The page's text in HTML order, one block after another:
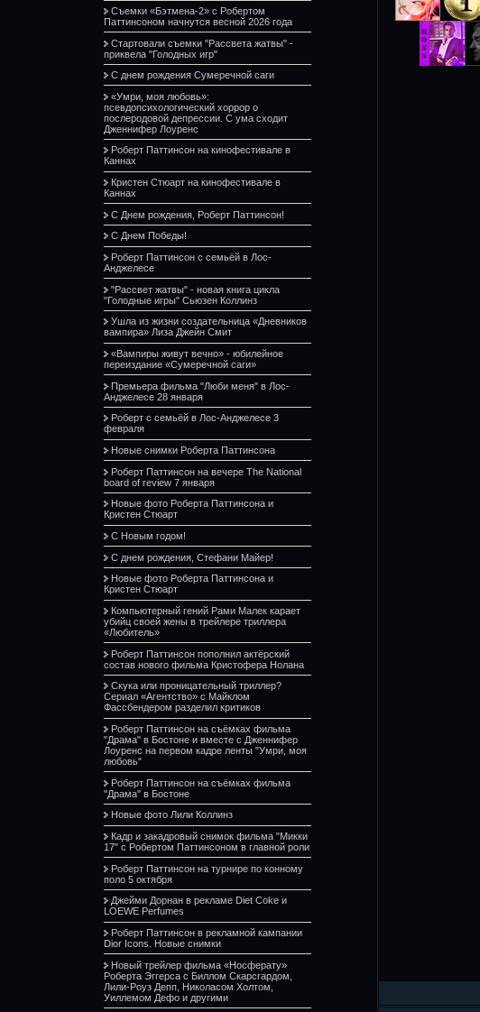
Съемки «Бэтмена-2» с Робертом
Паттинсоном начнутся весной 2026 года
Стартовали съемки "Рассвета жатвы" -
приквела "Голодных игр"
С днем рождения Сумеречной саги
«Умри, моя любовь»:
псевдопсихологический хоррор о
послеродовой депрессии. С ума сходит
Дженнифер Лоуренс
Роберт Паттинсон на кинофестивале в
Каннах
Кристен Стюарт на кинофестивале в
Каннах
С Днем рождения, Роберт Паттинсон!
С Днем Победы!
Роберт Паттинсон с семьёй в Лос-
Анджелесе
"Рассвет жатвы" - новая книга цикла
"Голодные игры" Сьюзен Коллинз
Ушла из жизни создательница «Дневников
вампира» Лиза Джейн Смит
«Вампиры живут вечно» - юбилейное
переиздание «Сумеречной саги»
Премьера фильма "Люби меня" в Лос-
Анджелесе 28 января
Роберт с семьёй в Лос-Анджелесе 3
февраля
Новые снимки Роберта Паттинсона
Роберт Паттинсон на вечере The National
board of review 7 января
Новые фото Роберта Паттинсона и
Кристен Стюарт
С Новым годом!
С днем рождения, Стефани Майер!
Новые фото Роберта Паттинсона и
Кристен Стюарт
Компьютерный гений Рами Малек карает
убийц своей жены в трейлере триллера
«Любитель»
Роберт Паттинсон пополнил актёрский
состав нового фильма Кристофера Нолана
Скука или проницательный триллер?
Сериал «Агентство» с Майклом
Фассбендером разделил критиков
Роберт Паттинсон на съёмках фильма
"Драма" в Бостоне и вместе с Дженнифер
Лоуренс на первом кадре ленты "Умри, моя
любовь"
Роберт Паттинсон на съёмках фильма
"Драма" в Бостоне
Новые фото Лили Коллинз
Кадр и закадровый снимок фильма "Микки
17" с Робертом Паттинсоном в главной роли
Роберт Паттинсон на турнире по конному
поло 5 октября
Джейми Дорнан в рекламе Diet Coke и
LOEWE Perfumes
Роберт Паттинсон в рекламной кампании
Dior Icons. Новые снимки
Новый трейлер фильма «Носферату»
Роберта Эггерса с Биллом Скарсгардом,
Лили-Роуз Депп, Николасом Холтом,
Уиллемом Дефо и другими